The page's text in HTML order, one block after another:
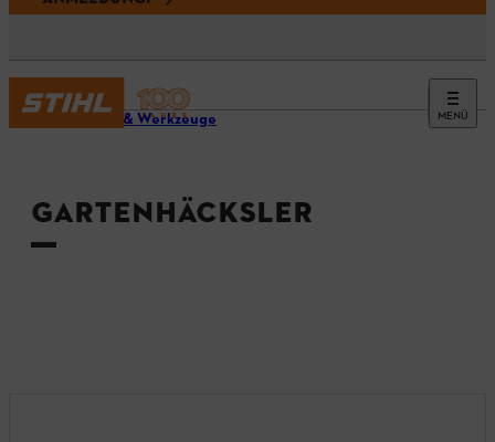
MENÜ
Geräte & Werkzeuge
GARTENHÄCKSLER